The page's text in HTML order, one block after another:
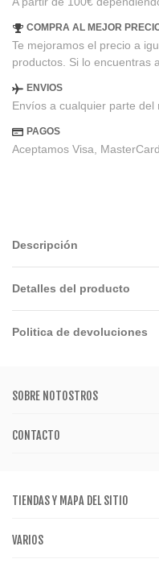
COMPRA AL MEJOR
Te mejoramos el precio a
productos. Si lo encuentras
ENVIOS
Envíos a cualquier parte del
PAGOS
Aceptamos Visa,
Descripción
Detalles del producto
Politica de devoluciones
SOBRE NOTOSTROS
CONTACTO
TIENDAS Y MAPA DEL SITIO
VARIOS